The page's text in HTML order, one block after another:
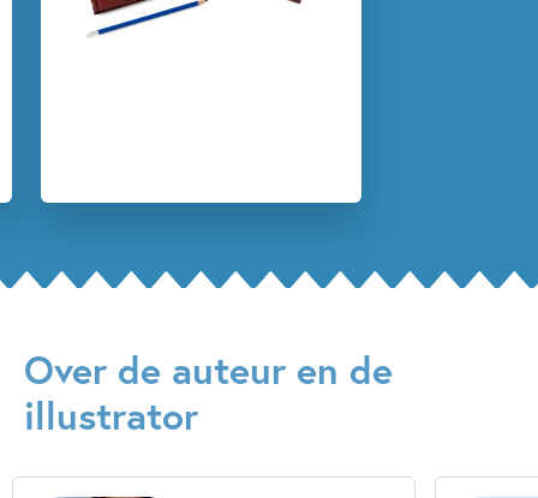
Pesten & misbruik
Roland Schimmelpfennig
Over de auteur en de
illustrator